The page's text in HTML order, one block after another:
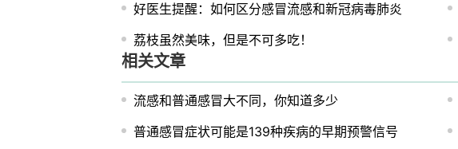
好医生提醒：如何区分感冒流感和新冠病毒肺炎
荔枝虽然美味，但是不可多吃！
相关文章
流感和普通感冒大不同，你知道多少
普通感冒症状可能是139种疾病的早期预警信号